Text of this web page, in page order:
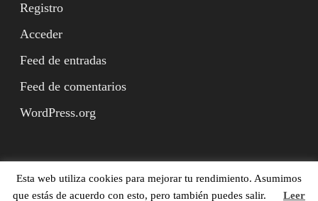
Registro
Acceder
Feed de entradas
Feed de comentarios
WordPress.org
Benito Rodríguez Arbeteta (ed.), XVII.es, Madrid,
Esta web utiliza cookies para mejorar tu rendimiento. Asumimos
que estás de acuerdo con esto, pero también puedes salir.
Leer